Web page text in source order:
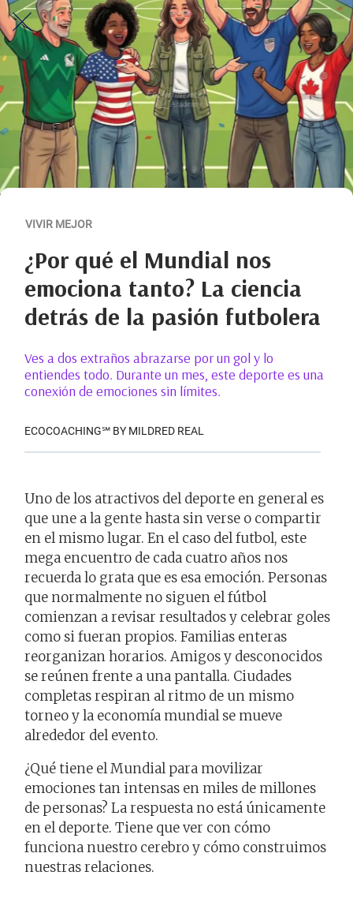
VIVIR MEJOR
¿Por qué el Mundial nos
emociona tanto? La ciencia
detrás de la pasión futbolera
Ves a dos extraños abrazarse por un gol y lo
entiendes todo. Durante un mes, este deporte es una
conexión de emociones sin límites.
ECOCOACHING℠ BY MILDRED REAL
Uno de los atractivos del deporte en general es
que une a la gente hasta sin verse o compartir
en el mismo lugar. En el caso del futbol, este
mega encuentro de cada cuatro años nos
recuerda lo grata que es esa emoción. Personas
que normalmente no siguen el fútbol
comienzan a revisar resultados y celebrar goles
como si fueran propios. Familias enteras
reorganizan horarios. Amigos y desconocidos
se reúnen frente a una pantalla. Ciudades
completas respiran al ritmo de un mismo
torneo y la economía mundial se mueve
alrededor del evento.
¿Qué tiene el Mundial para movilizar
emociones tan intensas en miles de millones
de personas? La respuesta no está únicamente
en el deporte. Tiene que ver con cómo
funciona nuestro cerebro y cómo construimos
nuestras relaciones.